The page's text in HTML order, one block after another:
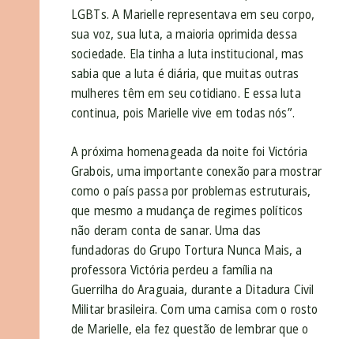
LGBTs. A Marielle representava em seu corpo,
sua voz, sua luta, a maioria oprimida dessa
sociedade. Ela tinha a luta institucional, mas
sabia que a luta é diária, que muitas outras
mulheres têm em seu cotidiano. E essa luta
continua, pois Marielle vive em todas nós”.
A próxima homenageada da noite foi Victória
Grabois, uma importante conexão para mostrar
como o país passa por problemas estruturais,
que mesmo a mudança de regimes políticos
não deram conta de sanar. Uma das
fundadoras do Grupo Tortura Nunca Mais, a
professora Victória perdeu a família na
Guerrilha do Araguaia, durante a Ditadura Civil
Militar brasileira. Com uma camisa com o rosto
de Marielle, ela fez questão de lembrar que o